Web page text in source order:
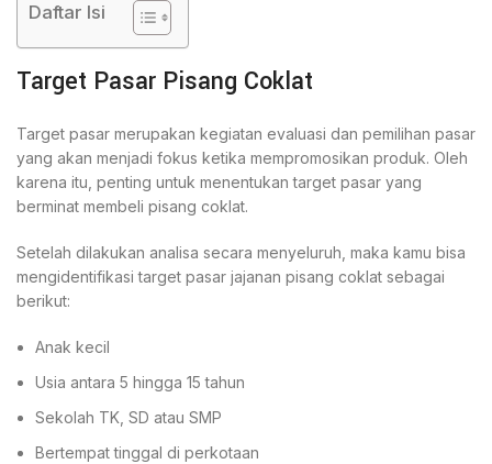
Daftar Isi
Target Pasar Pisang Coklat
Target pasar merupakan kegiatan evaluasi dan pemilihan pasar
yang akan menjadi fokus ketika mempromosikan produk. Oleh
karena itu, penting untuk menentukan target pasar yang
berminat membeli pisang coklat.
Setelah dilakukan analisa secara menyeluruh, maka kamu bisa
mengidentifikasi target pasar jajanan pisang coklat sebagai
berikut:
Anak kecil
Usia antara 5 hingga 15 tahun
Sekolah TK, SD atau SMP
Bertempat tinggal di perkotaan